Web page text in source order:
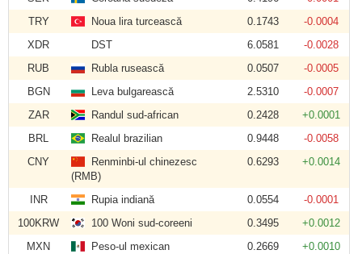
TRY
Noua lira turcească 0.1743
-0.0004
XDR
DST 6.0581
-0.0028
RUB
Rubla rusească 0.0507
-0.0005
BGN
Leva bulgarească 2.5310
-0.0007
ZAR
Randul sud-african 0.2428
+0.0001
BRL
Realul brazilian 0.9448
-0.0058
CNY
Renminbi-ul chinezesc
(RMB)
0.6293 +0.0014
INR Rupia indiană 0.0554
-0.0001
100KRW
100 Woni sud-coreeni 0.3495
+0.0012
MXN
Peso-ul mexican 0.2669
+0.0010